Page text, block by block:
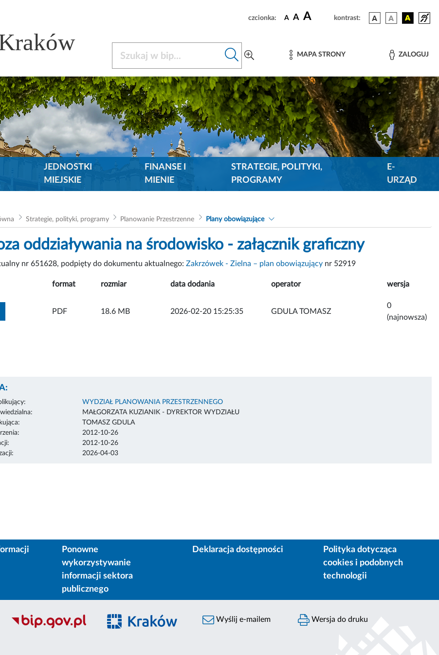
czcionka: A A A kontrast:
MAPA STRONY ZALOGUJ
JEDNOSTKI
MIEJSKIE
FINANSE I
MIENIE
STRATEGIE, POLITYKI,
PROGRAMY
E-
URZĄD
Strategie, polityki, programy Planowanie Przestrzenne Plany obowiązujące
oddziaływania na środowisko - załącznik graficzny
nr 651628, podpięty do dokumentu aktualnego: Zakrzówek - Zielna – plan obowiązujący nr 52919
format rozmiar data dodania operator wersja
ZAŁĄCZNIK
PDF 18.6 MB 2026-02-20 15:25:35 GDULA TOMASZ
0
(najnowsza)
WYDZIAŁ PLANOWANIA PRZESTRZENNEGO
MAŁGORZATA KUZIANIK - DYREKTOR WYDZIAŁU
TOMASZ GDULA
2012-10-26
2012-10-26
2026-04-03
Ponowne
wykorzystywanie
informacji sektora
publicznego
Deklaracja dostępności
Polityka dotycząca
cookies i podobnych
technologii
Wyślij e-mailem Wersja do druku